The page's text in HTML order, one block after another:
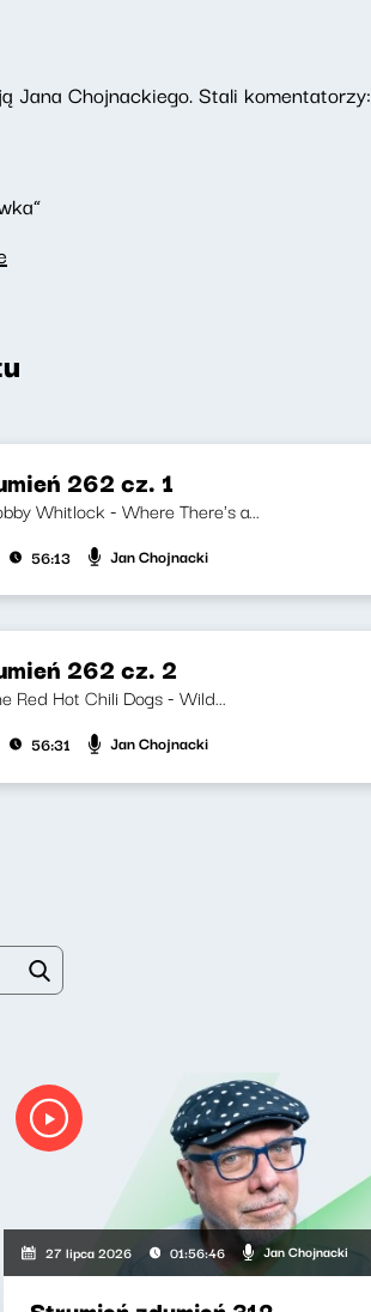
Jana Chojnackiego. Stali komentatorzy:
262 cz. 1
Whitlock - Where There's a...
56:13 Jan Chojnacki
262 cz. 2
Red Hot Chili Dogs - Wild...
56:31 Jan Chojnacki
27 lipca 2026 01:56:46 Jan Chojnacki